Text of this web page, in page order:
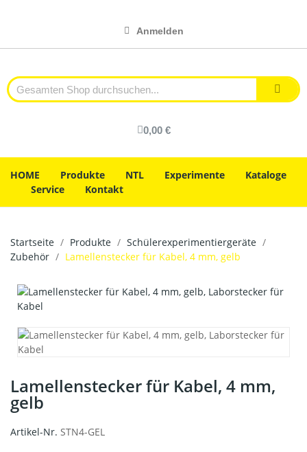
Anmelden
0,00 €
HOME Produkte NTL Experimente
Kataloge
Service
Kontakt
Startseite Produkte
Schülerexperimentiergeräte
Zubehör
Lamellenstecker für Kabel, 4 mm, gelb
Lamellenstecker für Kabel, 4 mm,
gelb
Artikel-Nr. STN4-GEL